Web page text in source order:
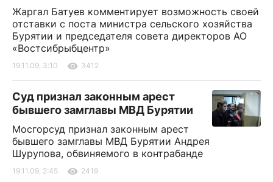
Жаргал Батуев комментирует возможность своей
отставки с поста министра сельского хозяйства
Бурятии и председателя совета директоров АО
«Востсибрыбцентр»
19.11.09, 3:10 3412
Суд признал законным арест
бывшего замглавы МВД Бурятии
Мосгорсуд признал законным арест
бывшего замглавы МВД Бурятии Андрея
Шурупова, обвиняемого в контрабанде
19.11.09, 2:45 2419